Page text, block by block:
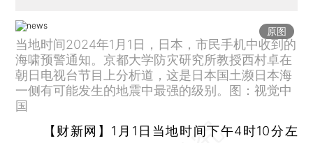
原图
当地时间2024年1月1日，日本，市民手机中收到的
海啸预警通知。京都大学防灾研究所教授西村卓在
朝日电视台节目上分析道，这是日本国土濒日本海
一侧有可能发生的地震中最强的级别。图：视觉中
国
【财新网】 1月1日当地时间下午4时10分左